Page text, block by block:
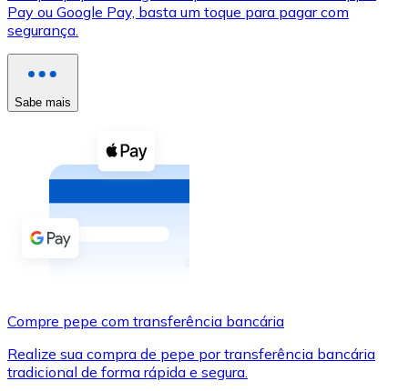
XRP
Ver tudo
Cupons cripto
Compre criptomoedas com dinheiro e outros
Comprar com dinheiro
Transferência SEPA
Use cartões Visa e Mastercard para comprar
Pay ou Google Pay, basta um toque para pagar com
segurança.
Sabe mais
Compre pepe com transferência bancária
Realize sua compra de pepe por transferência bancária
tradicional de forma rápida e segura.